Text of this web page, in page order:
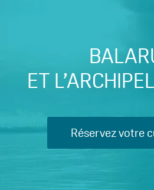
ET
Réservez votre